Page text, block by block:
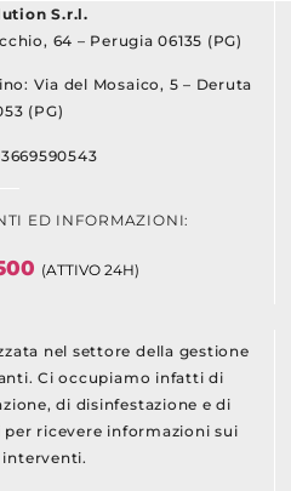
S.r.l.
64 – Perugia 06135 (PG)
Via del Mosaico, 5 – Deruta
(PG)
ED INFORMAZIONI:
(ATTIVO 24H)
nel settore della gestione
Ci occupiamo infatti di
di disinfestazione e di
ricevere informazioni sui